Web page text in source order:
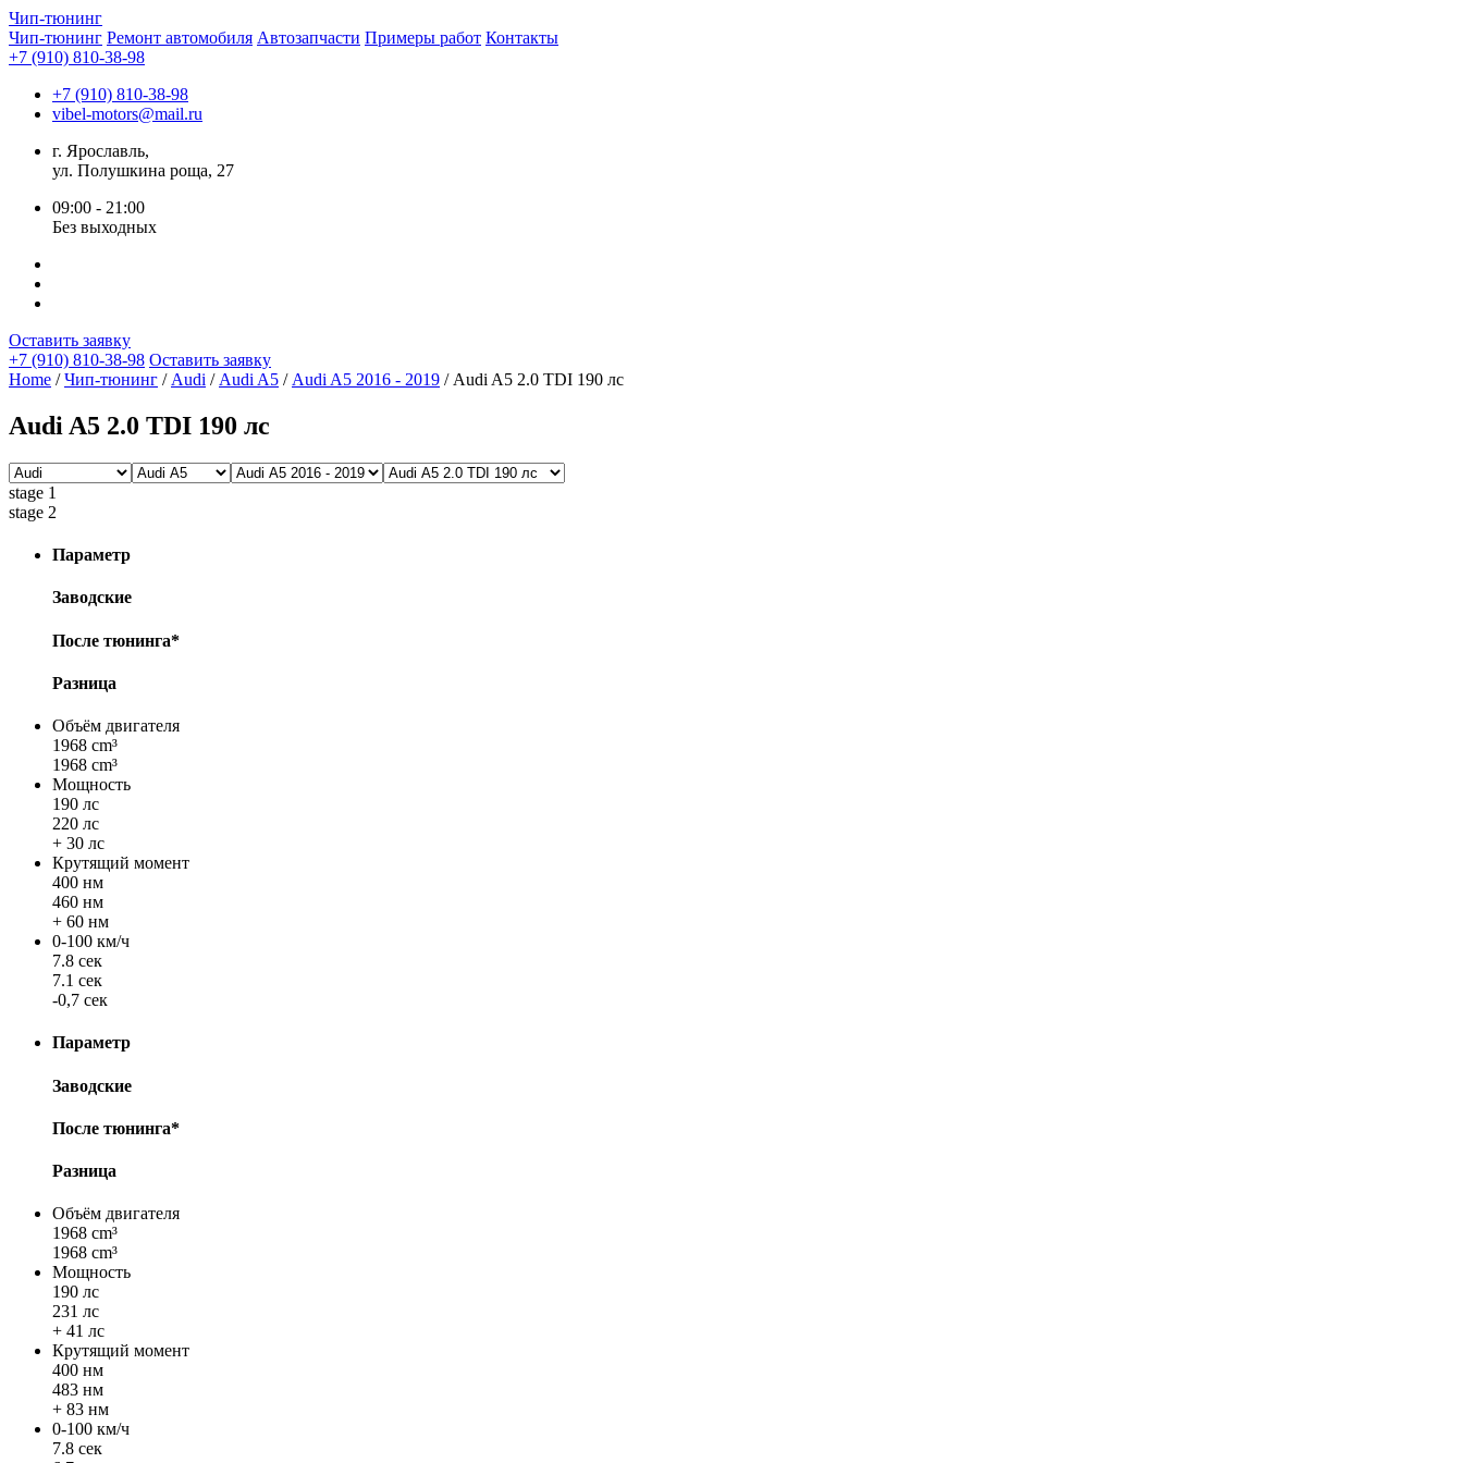
Чип-тюнинг
Чип-тюнинг Ремонт автомобиля Автозапчасти Примеры работ Контакты
+7 (910) 810-38-98
+7 (910) 810-38-98
vibel-motors@mail.ru
г. Ярославль,
ул. Полушкина роща, 27
09:00 - 21:00
Без выходных
Оставить заявку
+7 (910) 810-38-98 Оставить заявку
Home /Чип-тюнинг / Audi / Audi A5 / Audi A5 2016 - 2019 / Audi A5 2.0 TDI 190 лс
Audi A5 2.0 TDI 190 лс
stage 1
stage 2
Параметр
Заводские
После тюнинга*
Разница
Объём двигателя
1968 cm³
1968 cm³
Мощность
190 лс
220 лс
+ 30 лс
Крутящий момент
400 нм
460 нм
+ 60 нм
0-100 км/ч
7.8 сек
7.1 сек
-0,7 сек
Параметр
Заводские
После тюнинга*
Разница
Объём двигателя
1968 cm³
1968 cm³
Мощность
190 лс
231 лс
+ 41 лс
Крутящий момент
400 нм
483 нм
+ 83 нм
0-100 км/ч
7.8 сек